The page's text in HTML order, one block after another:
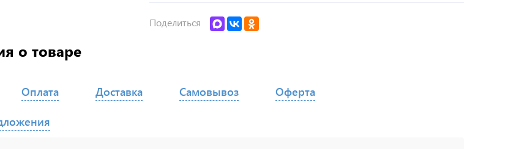
Поделиться
о товаре
Оплата Доставка Самовывоз Оферта